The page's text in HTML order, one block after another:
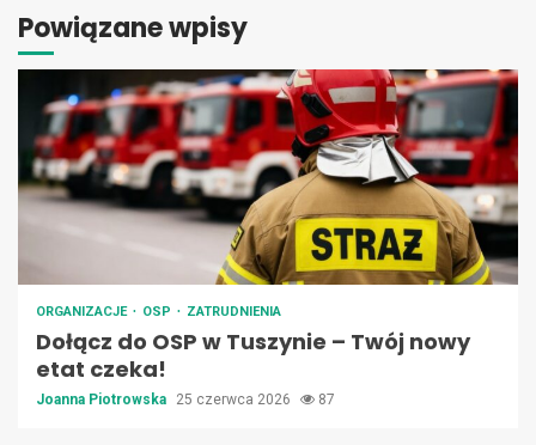
Powiązane wpisy
ORGANIZACJE OSP ZATRUDNIENIA
Dołącz do OSP w Tuszynie – Twój nowy
etat czeka!
Joanna Piotrowska 25 czerwca 2026 87